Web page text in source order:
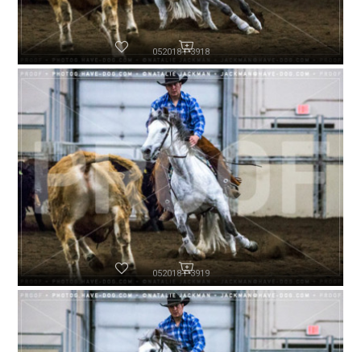
052018-P3918
052018-P3919